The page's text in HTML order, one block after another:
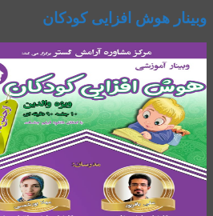
وبینار هوش افزایی کودکان